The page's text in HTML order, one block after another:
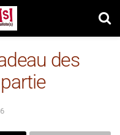
des